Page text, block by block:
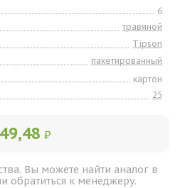
6
травяной
Tipson
пакетированный
картон
25
₽
Вы можете найти аналог в
обратиться к менеджеру.